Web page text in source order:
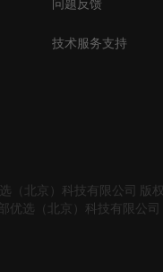
问题反馈
技术服务支持
（北京）科技有限公司 版
优选（北京）科技有限公司